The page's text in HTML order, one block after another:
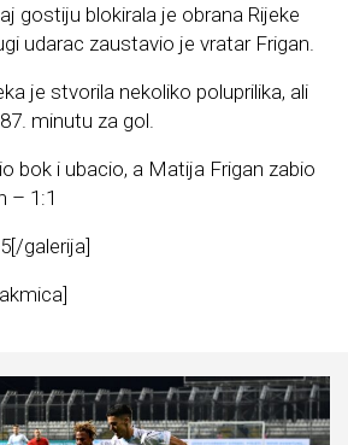
gostiju blokirala je obrana Rijeke
udarac zaustavio je vratar Frigan.
je stvorila nekoliko poluprilika, ali
minutu za gol.
bok i ubacio, a Matija Frigan zabio
– 1:1
galerija]